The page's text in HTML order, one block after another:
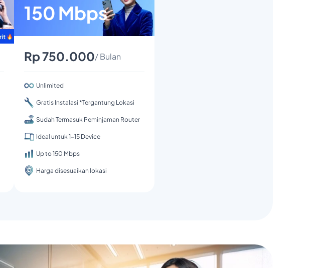
150 Mbps
Rp 750.000/ Bulan
Unlimited
Gratis Instalasi *Tergantung Lokasi
Sudah Termasuk Peminjaman Router
Ideal untuk 1-15 Device
Up to 150 Mbps
Harga disesuaikan lokasi